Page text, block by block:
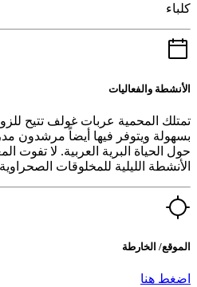
كلباء
الأنشطة والفعاليات
تمتلك المحمية عربات غولف تتيح
بسهولة ويتوفر فيها أيضاً مرشدون
حول الحياة البرية العربية. لا تفوت
الأنشطة الليلية للمخلوقات
الموقع/ الخارطة
اضغط هنا